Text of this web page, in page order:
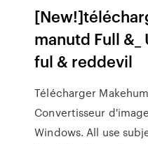
manutd Full
ful & reddevil
Télécharger
Convertisseur
Windows. All use